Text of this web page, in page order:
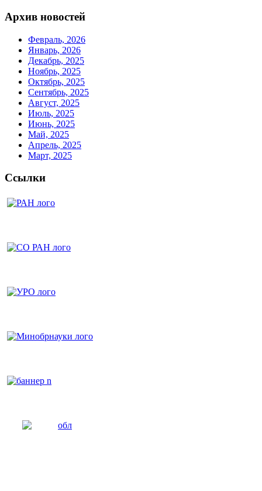
Архив новостей
Февраль, 2026
Январь, 2026
Декабрь, 2025
Ноябрь, 2025
Октябрь, 2025
Сентябрь, 2025
Август, 2025
Июль, 2025
Июнь, 2025
Май, 2025
Апрель, 2025
Март, 2025
Ссылки